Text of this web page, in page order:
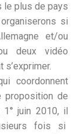
le plus de pays
si
et/ou
deux vidéo
coordonnent
proposition de
juin 2010, il
fois si